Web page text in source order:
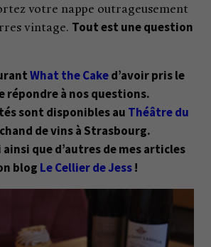
votre nappe outrageusement
vintage. Tout est une question
What the Caked’avoir pris le
répondre à nos questions.
sont disponibles au Théâtre du
de vins à Strasbourg.
que d’autres de mes articles
blog Le Cellier de Jess!